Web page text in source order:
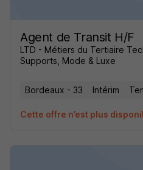
Agent de Transit H/F
LTD - Métiers du Tertiaire
Supports, Mode & Luxe
Bordeaux - 33 Intérim
Cette offre n’est plus